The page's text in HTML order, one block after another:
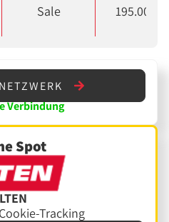
Sale 195.00 €
Verbindung
Spot
Tracking